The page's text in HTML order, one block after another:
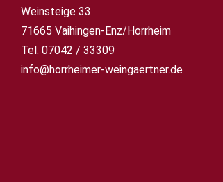
Weinsteige 33
71665 Vaihingen-Enz/Horrheim
Tel: 07042 / 33309
info@horrheimer-weingaertner.de